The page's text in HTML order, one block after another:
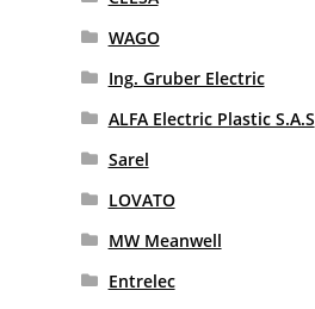
WAGO
Ing. Gruber Electric
ALFA Electric Plastic S.A.S
Sarel
LOVATO
MW Meanwell
Entrelec